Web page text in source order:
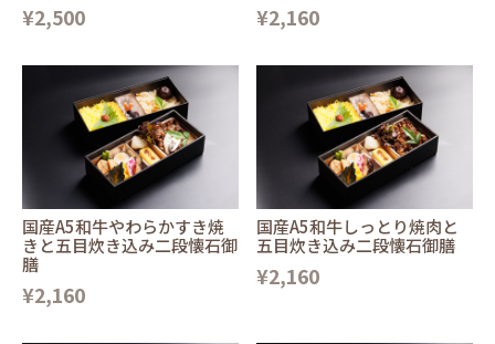
¥2,500 ¥2,160
国産A5和牛やわらかすき焼
きと五目炊き込み二段懐石御
膳
¥2,160
国産A5和牛しっとり焼肉と
五目炊き込み二段懐石御膳
¥2,160